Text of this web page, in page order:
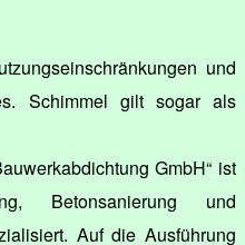
und
Schimmel gilt sogar als
GmbH“ ist
Betonsanierung und
Auf die Ausführung